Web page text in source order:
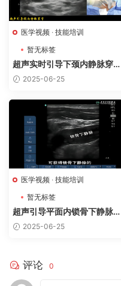
医学视频 · 技能培训
暂无标签
超声实时引导下颈内静脉穿刺
置管2025-06-25
医学视频 · 技能培训
暂无标签
超声引导平面内锁骨下静脉穿
刺置管
2025-06-25
评论 0